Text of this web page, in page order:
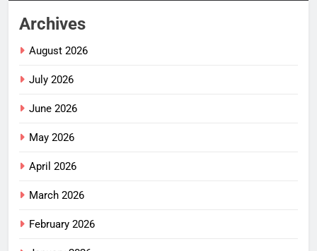
Archives
August 2026
July 2026
June 2026
May 2026
April 2026
March 2026
February 2026